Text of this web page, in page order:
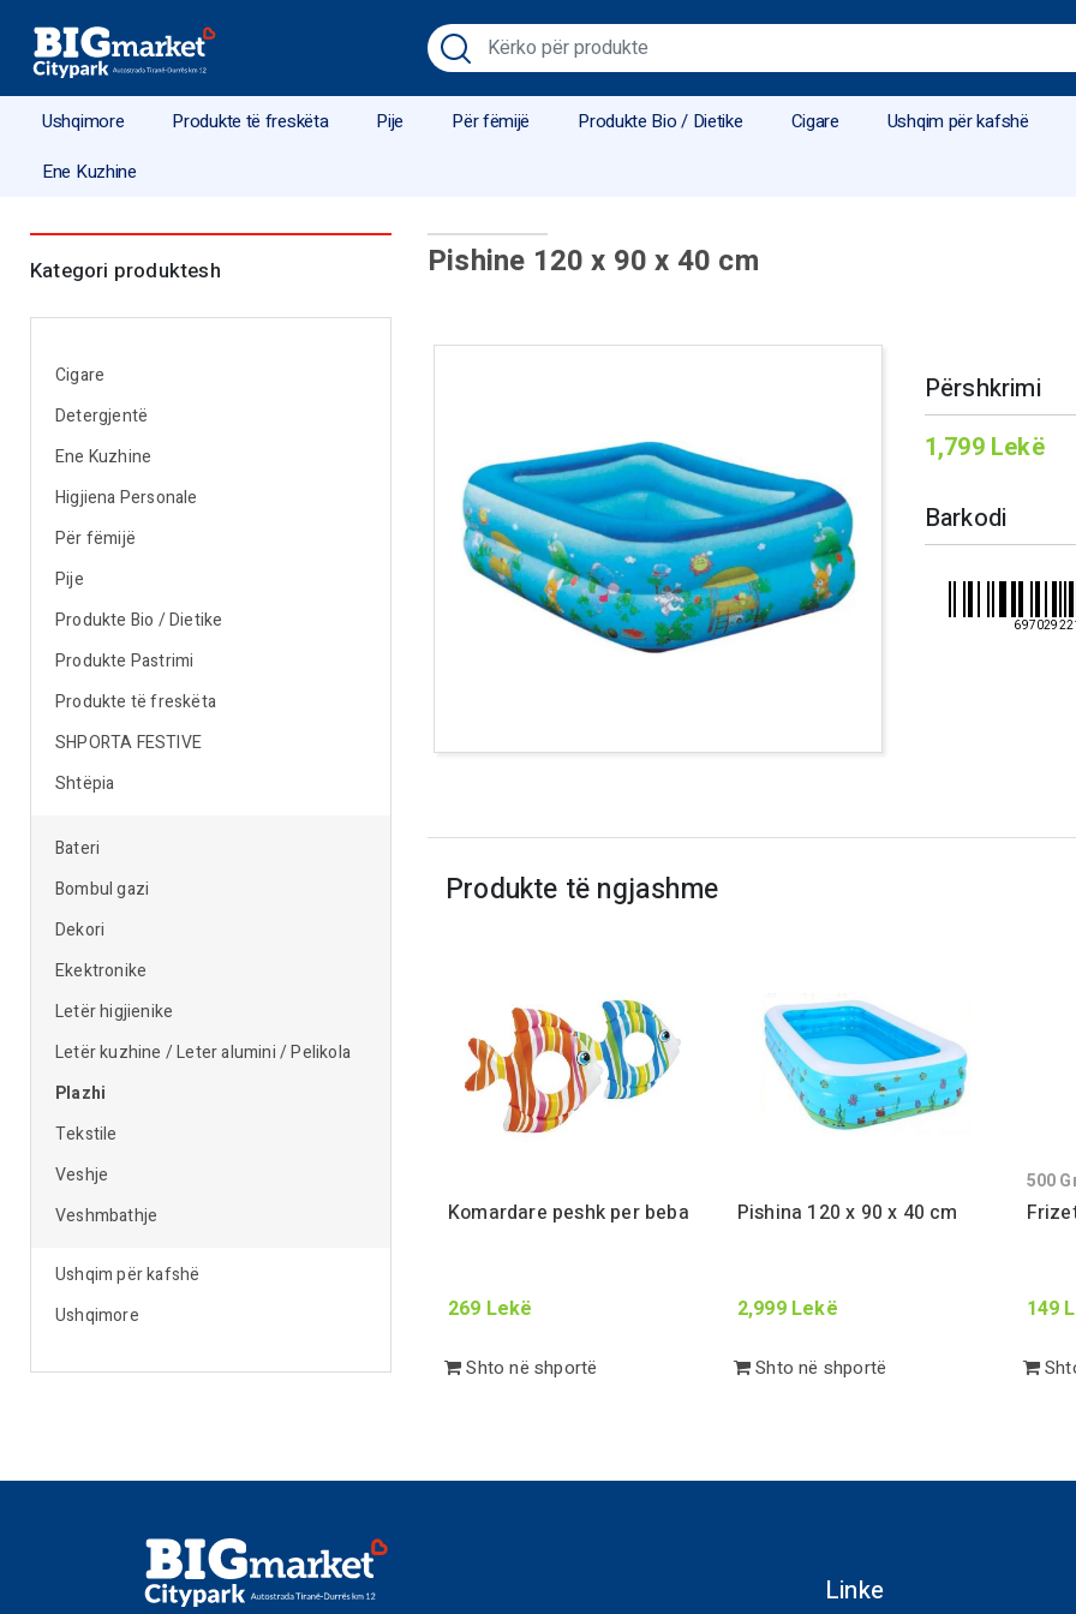
Ushqimore Produkte të freskëta Pije Për fëmijë Produkte Bio / Dietike Cigare Ushqim për kafshë
Ene Kuzhine
Kategori produktesh
Cigare
Detergjentë
Ene Kuzhine
Higjiena Personale
Për fëmijë
Pije
Produkte Bio / Dietike
Produkte Pastrimi
Produkte të freskëta
SHPORTA FESTIVE
Shtëpia
Bateri
Bombul gazi
Dekori
Ekektronike
Letër higjienike
Letër kuzhine / Leter alumini / Pelikola
Plazhi
Tekstile
Veshje
Veshmbathje
Ushqim për kafshë
Ushqimore
Pishine 120 x 90 x 40 cm
Përshkrimi
1,799Lekë
Barkodi
Produkte të ngjashme
Komardare peshk per beba
269 Lekë
Shto në shportë
Pishina 120 x 90 x 40 cm
2,999Lekë
Shto në shportë
500
149
Linke